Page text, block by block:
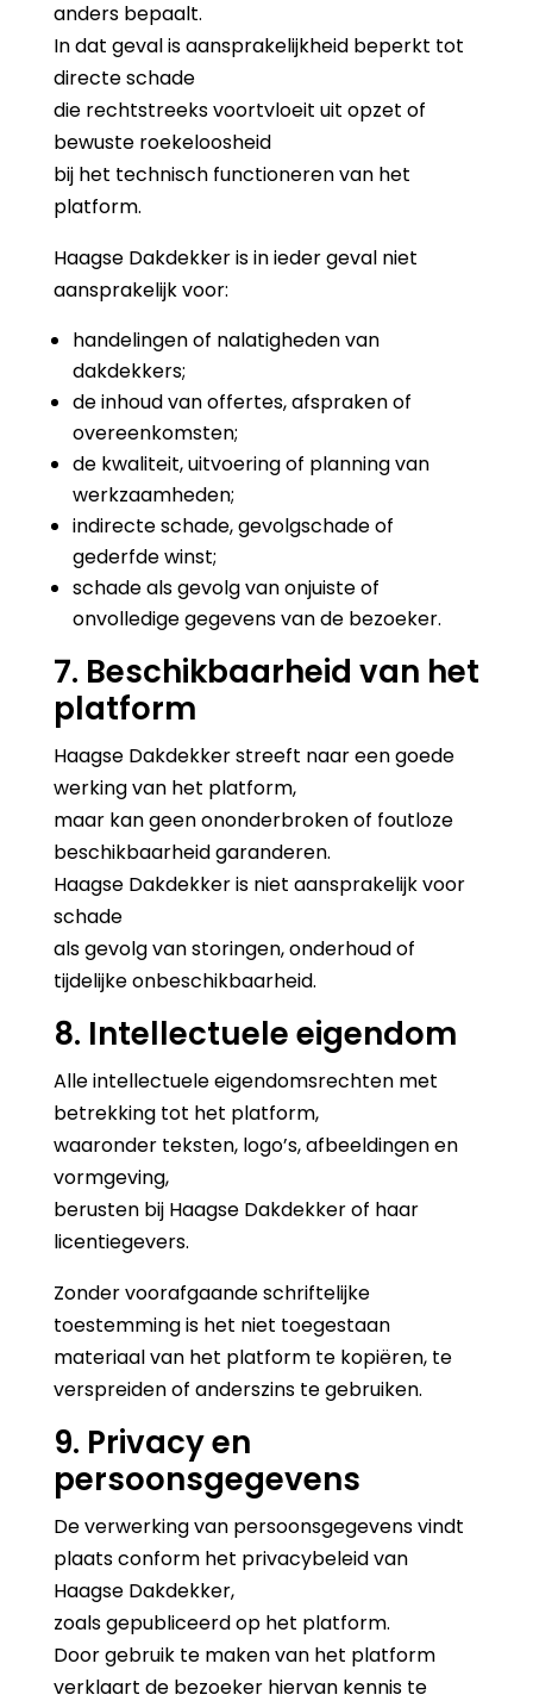
anders bepaalt.
In dat geval is aansprakelijkheid beperkt tot
directe schade
die rechtstreeks voortvloeit uit opzet of
bewuste roekeloosheid
bij het technisch functioneren van het
platform.
Haagse Dakdekker is in ieder geval niet
aansprakelijk voor:
handelingen of nalatigheden van
dakdekkers;
de inhoud van offertes, afspraken of
overeenkomsten;
de kwaliteit, uitvoering of planning van
werkzaamheden;
indirecte schade, gevolgschade of
gederfde winst;
schade als gevolg van onjuiste of
onvolledige gegevens van de bezoeker.
7. Beschikbaarheid van het
platform
Haagse Dakdekker streeft naar een goede
werking van het platform,
maar kan geen ononderbroken of foutloze
beschikbaarheid garanderen.
Haagse Dakdekker is niet aansprakelijk voor
schade
als gevolg van storingen, onderhoud of
tijdelijke onbeschikbaarheid.
8. Intellectuele eigendom
Alle intellectuele eigendomsrechten met
betrekking tot het platform,
waaronder teksten, logo’s, afbeeldingen en
vormgeving,
berusten bij Haagse Dakdekker of haar
licentiegevers.
Zonder voorafgaande schriftelijke
toestemming is het niet toegestaan
materiaal van het platform te kopiëren, te
verspreiden of anderszins te gebruiken.
9. Privacy en
persoonsgegevens
De verwerking van persoonsgegevens vindt
plaats conform het privacybeleid van
Haagse Dakdekker,
zoals gepubliceerd op het platform.
Door gebruik te maken van het platform
verklaart de bezoeker hiervan kennis te